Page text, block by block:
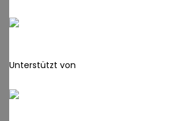
Unterstützt von